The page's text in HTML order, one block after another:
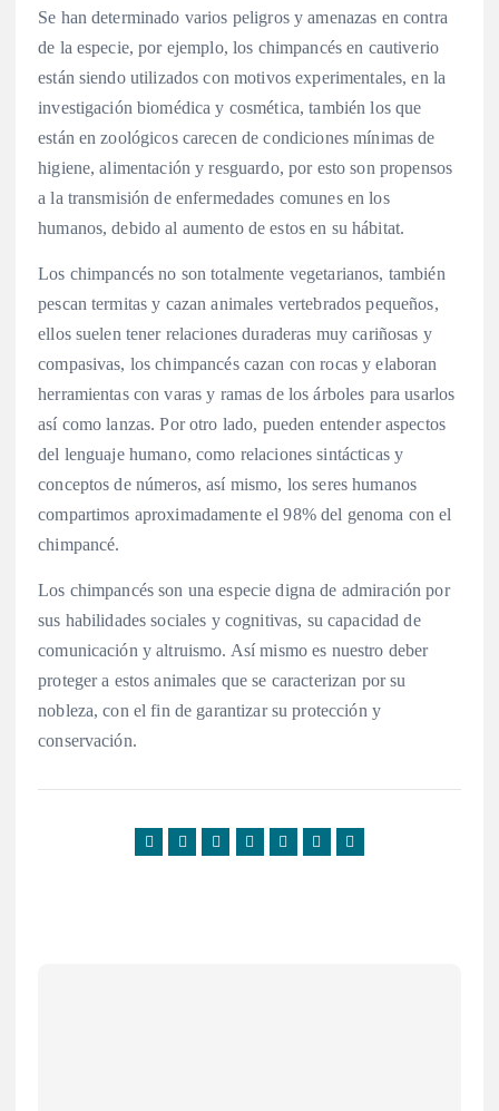
Se han determinado varios peligros y amenazas en contra
de la especie, por ejemplo, los chimpancés en cautiverio
están siendo utilizados con motivos experimentales, en la
investigación biomédica y cosmética, también los que
están en zoológicos carecen de condiciones mínimas de
higiene, alimentación y resguardo, por esto son propensos
a la transmisión de enfermedades comunes en los
humanos, debido al aumento de estos en su hábitat.
Los chimpancés no son totalmente vegetarianos, también
pescan termitas y cazan animales vertebrados pequeños,
ellos suelen tener relaciones duraderas muy cariñosas y
compasivas, los chimpancés cazan con rocas y elaboran
herramientas con varas y ramas de los árboles para usarlos
así como lanzas. Por otro lado, pueden entender aspectos
del lenguaje humano, como relaciones sintácticas y
conceptos de números, así mismo, los seres humanos
compartimos aproximadamente el 98% del genoma con el
chimpancé.
Los chimpancés son una especie digna de admiración por
sus habilidades sociales y cognitivas, su capacidad de
comunicación y altruismo. Así mismo es nuestro deber
proteger a estos animales que se caracterizan por su
nobleza, con el fin de garantizar su protección y
conservación.